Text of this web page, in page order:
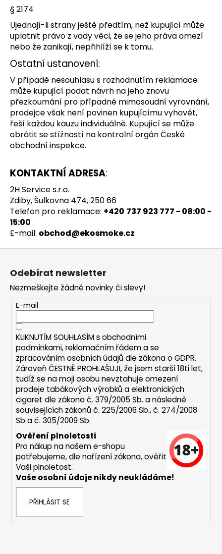
§ 2174
Ujednají-li strany ještě předtím, než kupující může
uplatnit právo z vady věci, že se jeho práva omezí
nebo že zanikají, nepřihlíží se k tomu.
Ostatní ustanovení:
V případě nesouhlasu s rozhodnutím reklamace
může kupující podat návrh na jeho znovu
přezkoumání pro případné mimosoudní vyrovnání,
prodejce však není povinen kupujícímu vyhovět,
řeší každou kauzu individuálně. Kupující se může
obrátit se stížností na kontrolní orgán České
obchodní inspekce.
KONTAKTNÍ ADRESA:
2H Service s.r.o.
Zdiby, Šulkovna 474, 250 66
Telefon pro reklamace: +420 737 923 777 - 08:00 -
15:00
E-mail: obchod@ekosmoke.cz
Odebírat newsletter
Nezmeškejte žádné novinky či slevy!
E-mail
KLIKNUTÍM SOUHLASÍM s obchodními
podmínkami,reklamačním řádem a se
zpracováním osobních údajů dle zákona oGDPR.
Zároveň ČESTNĚ PROHLAŠUJI, že jsem starší 18ti let,
tudíž se na moji osobu nevztahuje omezení
prodeje tabákových výrobků a elektronických
cigaret dle zákona č. 379/2005 Sb. a následně
souvisejících zákonů č. 225/2006 Sb., č. 274/2008
Sb a č. 305/2009 Sb.
Ověření plnoletosti
Pro nákup na našem e-shopu
potřebujeme, dle nařízení zákona, ověřit
Vaši plnoletost.
Vaše osobní údaje nikdy neukládáme!
PŘIHLÁSIT SE